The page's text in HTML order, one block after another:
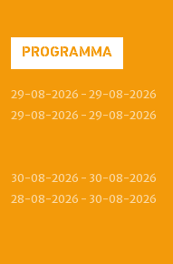
PROGRAMMA
29-08-2026 - 29-08-2026
29-08-2026 - 29-08-2026
30-08-2026 - 30-08-2026
28-08-2026 - 30-08-2026